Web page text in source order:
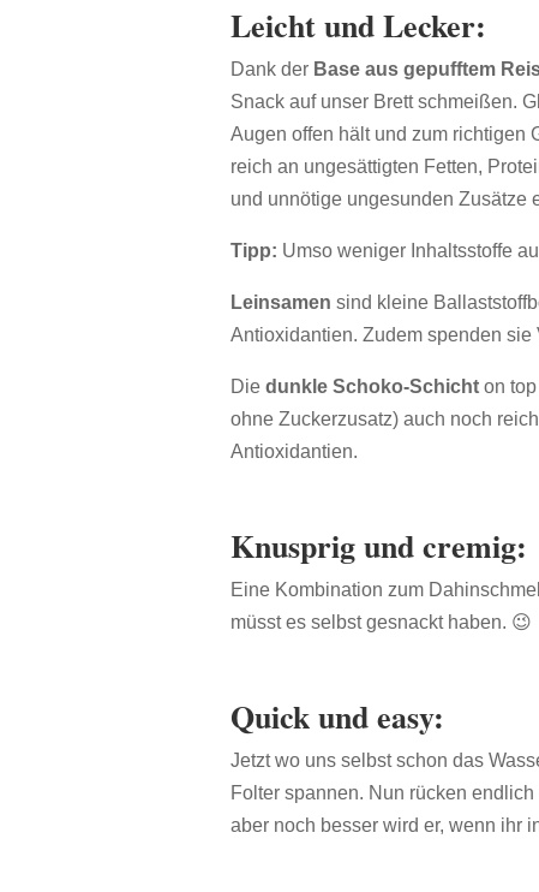
Leicht und Lecker:
Dank der Base aus gepufftem
Snack auf unser Brett schmeißen.
Augen offen hält und zum richtigen
reich an ungesättigten Fetten,
und unnötige ungesunden Zusätze
Tipp: Umso weniger Inhaltsstoffe
Leinsamen sind kleine
Antioxidantien. Zudem spenden
Die dunkle Schoko-Schicht on
ohne Zuckerzusatz) auch noch
Antioxidantien.
Knusprig und cremig:
Eine Kombination zum
müsst es selbst gesnackt haben. 😉
Quick und easy:
Jetzt wo uns selbst schon das
Folter spannen. Nun rücken
aber noch besser wird er, wenn ihr